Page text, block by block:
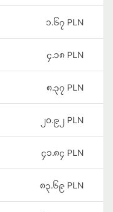
၁.၆၇ PLN
၄.၁၈ PLN
၈.၃၇ PLN
၂၀.၉၂ PLN
၄၁.၈၄ PLN
၈၃.၆၉ PLN